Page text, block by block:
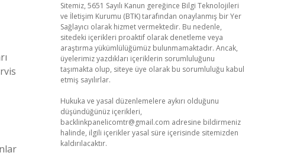
Sitemiz, 5651 Sayılı Kanun gereğince Bilgi Teknolojileri
ve İletişim Kurumu (BTK) tarafından onaylanmış bir Yer
Sağlayıcı olarak hizmet vermektedir. Bu nedenle,
sitedeki içerikleri proaktif olarak denetleme veya
araştırma yükümlülüğümüz bulunmamaktadır. Ancak,
üyelerimiz yazdıkları içeriklerin sorumluluğunu
taşımakta olup, siteye üye olarak bu sorumluluğu kabul
etmiş sayılırlar.
Hukuka ve yasal düzenlemelere aykırı olduğunu
düşündüğünüz içerikleri,
backlinkpanelicomtr@gmail.com adresine bildirmeniz
halinde, ilgili içerikler yasal süre içerisinde sitemizden
kaldırılacaktır.